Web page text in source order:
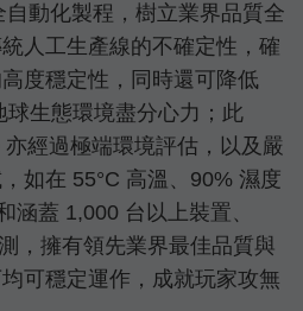
動化製程，樹立業界品質全
人工生產線的不確定性，確
度穩定性，同時還可降低
生態環境盡分心力；此
經過極端環境評估，以及嚴
如在 55°C 高溫、90% 濕度
涵蓋 1,000 台以上裝置、
，擁有領先業界最佳品質與
可穩定運作，成就玩家攻無